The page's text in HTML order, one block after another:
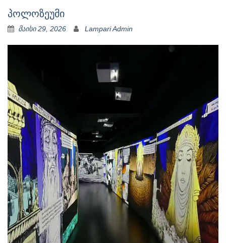
პოლოზეუმი
მაისი 29, 2026 Lampari Admin